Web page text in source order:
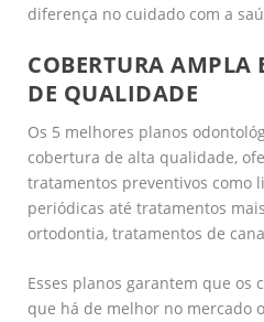
diferença no cuidado com a
COBERTURA AMPLA
DE QUALIDADE
Os 5 melhores planos
cobertura de alta qualidade,
tratamentos preventivos como
periódicas até tratamentos
ortodontia, tratamentos de
Esses planos garantem que os
que há de melhor no mercado